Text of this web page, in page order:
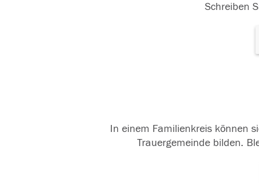
Schreiben
In einem Familienkreis können
Trauergemeinde bilden.